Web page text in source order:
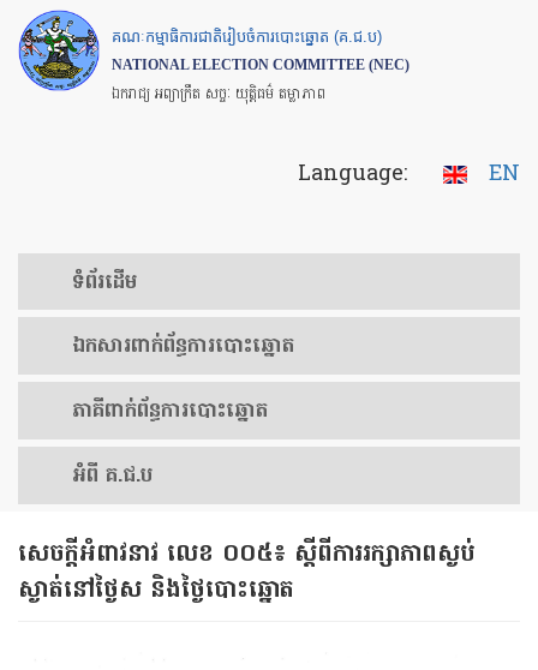
Skip
to
main
គណៈកម្មាធិការជាតិរៀបចំការបោះឆ្នោត (គ.ជ.ប)
NATIONAL ELECTION COMMITTEE (NEC)
ឯករាជ្យ អព្យាក្រឹត សច្ចៈ យុត្តិធម៌ តម្លាភាព
Language: EN
ទំព័រ​ដើម
ឯកសារ​ពាក់ព័ន្ធ​ការ​បោះឆ្នោត
​ភាគីពាក់ព័ន្ធ​​ការ​បោះឆ្នោត
អំពី គ.ជ.ប
សេចក្ដីអំពាវនាវ​ លេខ ០០៥​៖ ស្ដីពីការរក្សាភាពស្ងប់
ស្ងាត់​នៅថ្ងៃស និង​ថ្ងៃបោះឆ្នោត